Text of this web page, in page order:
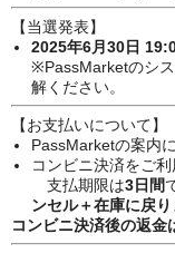
【当選発表】
2025年6月30日
※PassMarketのシ
解ください。
【お支払いについて】
PassMarketの案内
コンビニ決済をご利
支払期限は3日間
ンセル＋在庫に戻
コンビニ決済後の返金